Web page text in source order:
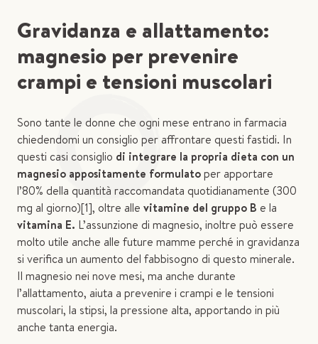
Gravidanza e allattamento:
magnesio per prevenire
crampi e tensioni muscolari
Sono tante le donne che ogni mese entrano in farmacia
chiedendomi un consiglio per affrontare questi fastidi. In
questi casi consiglio di integrare la propria dieta con un
magnesio appositamente formulatoper apportare
l’80% della quantità raccomandata quotidianamente (300
mg al giorno)[1], oltre alle vitamine del gruppo B e la
vitamina E. L’assunzione di magnesio, inoltre può essere
molto utile anche alle future mamme perché in gravidanza
si verifica un aumento del fabbisogno di questo minerale.
Il magnesio nei nove mesi, ma anche durante
l’allattamento, aiuta a prevenire i crampi e le tensioni
muscolari, la stipsi, la pressione alta, apportando in più
anche tanta energia.